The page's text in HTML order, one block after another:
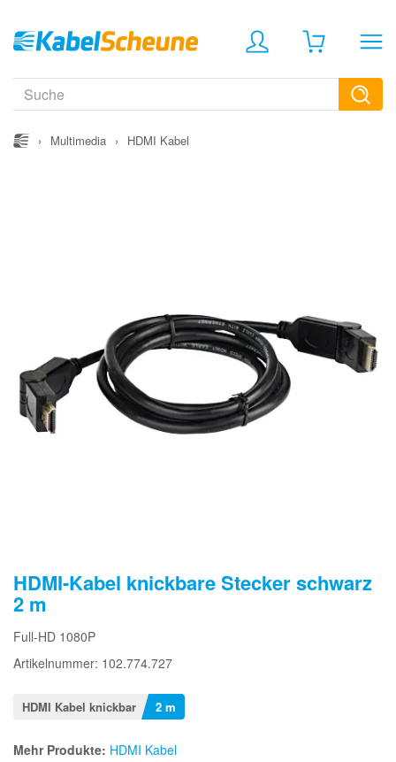
› Multimedia › HDMI Kabel
HDMI-Kabel knickbare Stecker schwarz
2 m
Full-HD 1080P
Artikelnummer: 102.774.727
HDMI Kabel knickbar 2 m
Mehr Produkte: HDMI Kabel